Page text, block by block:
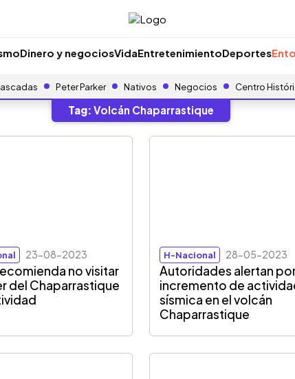
Dinero y negociosVidaEntretenimientoDeportes
Peter Parker Nativos Negocios Centro
Tag: Volcán Chaparrastique
23-08-2023
no visitar
del Chaparrastique
H-Nacional 28-05-2023
Autoridades alertan
incremento de
sísmica en el volcán
Chaparrastique